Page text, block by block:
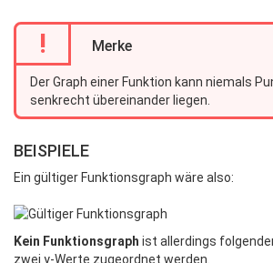
! Merke
Der Graph einer Funktion kann niemals
senkrecht übereinander liegen.
BEISPIELE
Ein gültiger Funktionsgraph wäre also:
Kein Funktionsgraph ist allerdings
zwei y-Werte zugeordnet werden.